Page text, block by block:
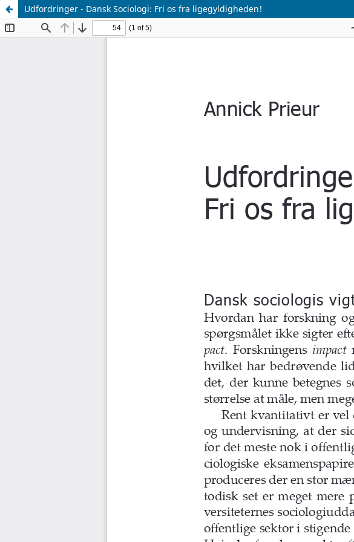
Udfordringer - Dansk Sociologi: Fri os fra ligegyldigheden!